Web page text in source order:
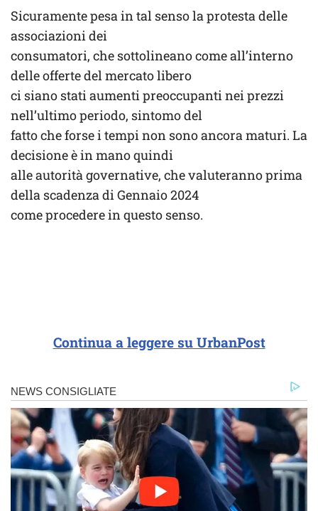
Sicuramente pesa in tal senso la protesta delle
associazioni dei
consumatori, che sottolineano come all’interno
delle offerte del mercato libero
ci siano stati aumenti preoccupanti nei prezzi
nell’ultimo periodo, sintomo del
fatto che forse i tempi non sono ancora maturi. La
decisione è in mano quindi
alle autorità governative, che valuteranno prima
della scadenza di Gennaio 2024
come procedere in questo senso.
Continua a leggere su UrbanPost